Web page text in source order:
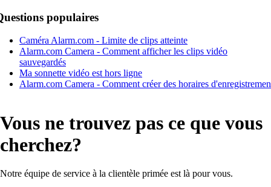
populaires
Caméra Alarm.com - Limite de clips atteinte
Alarm.com Camera - Comment afficher les clips vidéo
sauvegardés
Ma sonnette vidéo est hors ligne
Alarm.com Camera - Comment créer des horaires
Vous ne trouvez pas ce que vous
cherchez?
Notre équipe de service à la clientèle primée est là pour vous.